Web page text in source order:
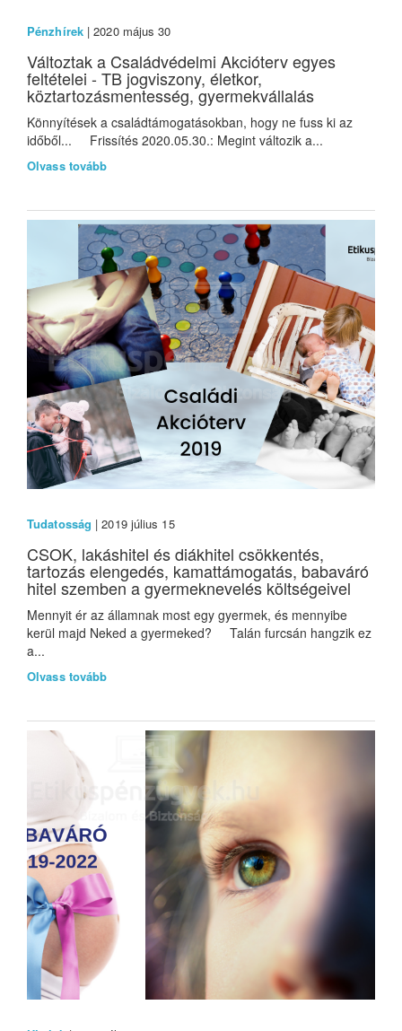
Pénzhírek| 2020 május 30
Változtak a Családvédelmi Akcióterv egyes
feltételei - TB jogviszony, életkor,
köztartozásmentesség, gyermekvállalás
Könnyítések a családtámogatásokban, hogy ne fuss ki az
időből... Frissítés 2020.05.30.: Megint változik a...
Olvass tovább
Tudatosság | 2019 július 15
CSOK, lakáshitel és diákhitel csökkentés,
tartozás elengedés, kamattámogatás, babaváró
hitel szemben a gyermeknevelés költségeivel
Mennyit ér az államnak most egy gyermek, és mennyibe
kerül majd Neked a gyermeked? Talán furcsán hangzik ez
a...
Olvass tovább